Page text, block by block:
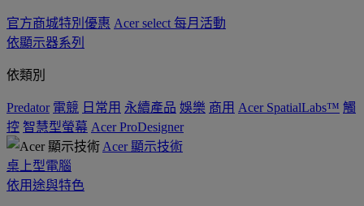
官方商城特別優惠 Acer select 每月活動
依顯示器系列
依類別
Predator 電競 日常用 永續產品 娛樂 商用 Acer SpatialLabs™ 觸
控 智慧型螢幕 Acer ProDesigner
Acer 顯示技術
桌上型電腦
依用途與特色